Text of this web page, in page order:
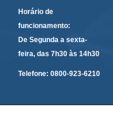
Horário de
funcionamento:
De Segunda a sexta-
feira, das 7h30 às 14h30
Telefone: 0800-923-6210